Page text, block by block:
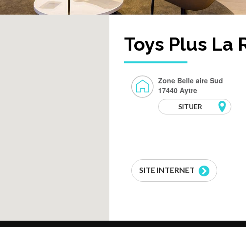
Toys Plus La
Zone Belle aire Sud
17440 Aytre
SITUER
SITE INTERNET